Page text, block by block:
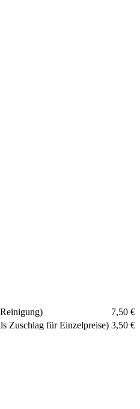
7,50 €
Zuschlag für Einzelpreise) 3,50 €